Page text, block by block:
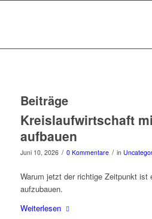
Beiträge
Kreislaufwirtschaft
aufbauen
Juni 10, 2026 / 0 Kommentare / in
Warum jetzt der richtige Zeitpunkt ist
aufzubauen.
Weiterlesen